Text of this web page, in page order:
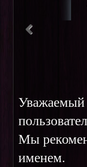
Уважаемый
Мы
именем.